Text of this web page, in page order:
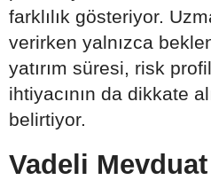
farklılık gösteriyor.
verirken yalnızca
yatırım süresi, risk
ihtiyacının da dikkate
belirtiyor.
Vadeli